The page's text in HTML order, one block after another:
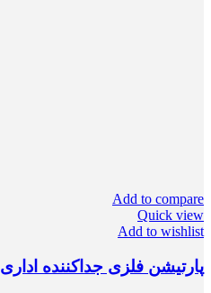
Add to compare
Quick view
Add to wishlist
پارتیشن فلزی جداکننده اداری